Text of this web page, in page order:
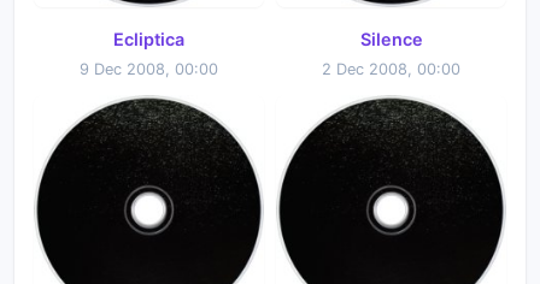
Ecliptica
9 Dec 2008, 00:00
Silence
2 Dec 2008, 00:00